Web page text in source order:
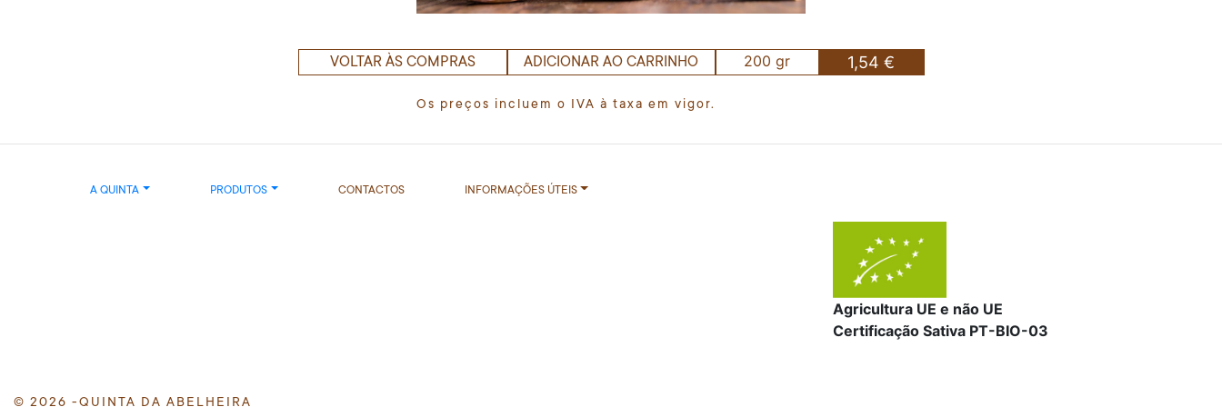
VOLTAR ÀS COMPRAS ADICIONAR AO CARRINHO 200 gr 1,54 €
Os preços incluem o IVA à taxa em vigor.
A QUINTA PRODUTOS CONTACTOS INFORMAÇÕES ÚTEIS
Agricultura UE e não UE
Certificação Sativa PT-BIO-03
© 2026 -QUINTA DA ABELHEIRA